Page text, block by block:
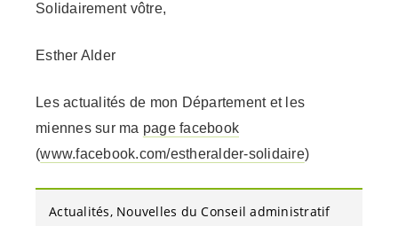
Solidairement vôtre,
Esther Alder
Les actualités de mon Département et les
miennes sur ma page facebook
(www.facebook.com/estheralder-solidaire)
Actualités Nouvelles du Conseil administratif